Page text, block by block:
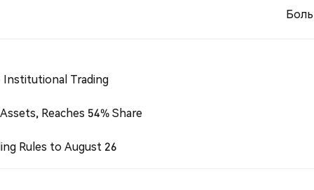
Institutional Trading
Reaches 54% Share
Rules to August 26